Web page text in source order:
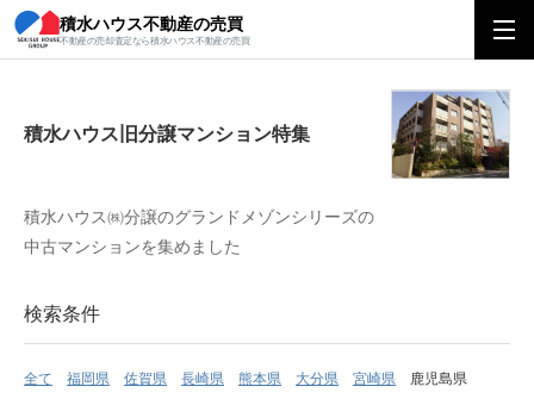
積水ハウス不動産の売買
不動産の売却査定なら積水ハウス不動産の売買
積水ハウス旧分譲マンション特集
積水ハウス旧分譲マンション特集
積水ハウス㈱分譲のグランドメゾンシリーズの
中古マンションを集めました
検索条件
全て 福岡県 佐賀県 長崎県 熊本県 大分県 宮崎県 鹿児島県